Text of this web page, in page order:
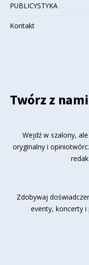
PUBLICYSTYKA
Kontakt
Twórz z nami
Wejdź w szalony,
oryginalny i
Zdobywaj
eventy, koncerty i